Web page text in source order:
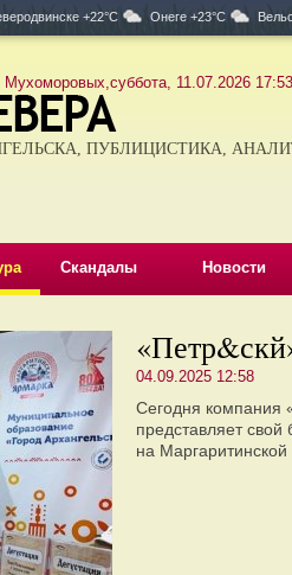
+22°C Онеге +23°C
Мухоморовых,суббота, 11.07.2026 17:53
ПУБЛИЦИСТИКА,
Скандалы Новости
04.09.2025 12:58
Сегодня компания
представляет
на Маргаритинской